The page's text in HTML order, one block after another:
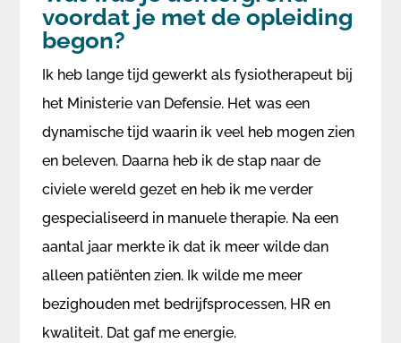
voordat je met de opleiding
begon?
Ik heb lange tijd gewerkt als fysiotherapeut bij
het Ministerie van Defensie. Het was een
dynamische tijd waarin ik veel heb mogen zien
en beleven. Daarna heb ik de stap naar de
civiele wereld gezet en heb ik me verder
gespecialiseerd in manuele therapie. Na een
aantal jaar merkte ik dat ik meer wilde dan
alleen patiënten zien. Ik wilde me meer
bezighouden met bedrijfsprocessen, HR en
kwaliteit. Dat gaf me energie.